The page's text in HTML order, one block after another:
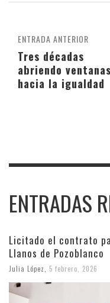
ENTRADA ANTERIOR
Tres décadas
abriendo ventanas
hacia la igualdad
ENTRADAS
Licitado el contrato
Llanos de Pozoblanco
Julia López 5 febrero, 2026